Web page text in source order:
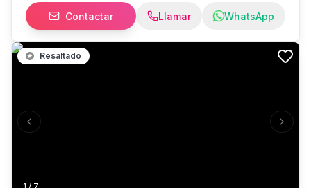
Contactar Llamar WhatsApp
Previous slide Next
Resaltado